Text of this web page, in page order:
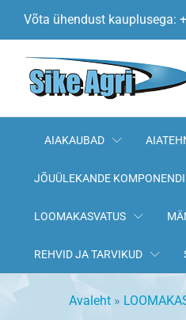
Võta ühendust kauplusega:
AIAKAUBAD
JÕUÜLEKANDE
LOOMAKASVATUS
REHVID JA TARVIKUD
Avaleht »